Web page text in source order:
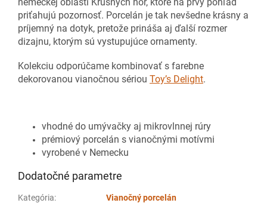
priťahujú pozornosť. Porcelán je tak nevšedne krásny a
príjemný na dotyk, pretože prináša aj ďalší rozmer
dizajnu, ktorým sú vystupujúce ornamenty.
Kolekciu odporúčame kombinovať s farebne
dekorovanou vianočnou sériou Toy’s Delight.
vhodné do umývačky aj mikrovlnnej rúry
prémiový porcelán s vianočnými motívmi
vyrobené v Nemecku
Dodatočné parametre
Kategória:
Vianočný porcelán